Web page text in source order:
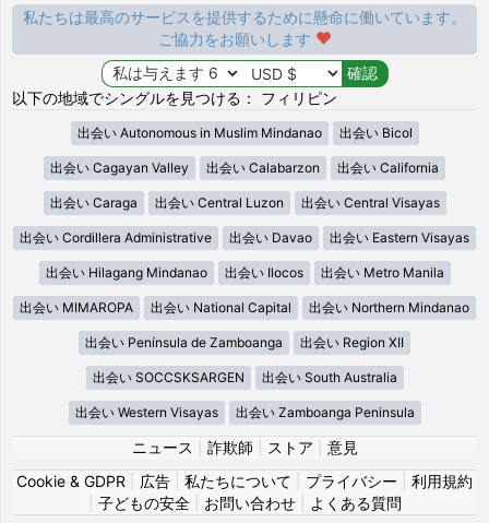
私たちは最高のサービスを提供するために懸命に働いています。
ご協力をお願いします
以下の地域でシングルを見つける： フィリピン
出会い Autonomous in Muslim Mindanao 出会い Bicol
出会い Cagayan Valley 出会い Calabarzon 出会い California
出会い Caraga 出会い Central Luzon 出会い Central Visayas
出会い Cordillera Administrative 出会い Davao 出会い Eastern Visayas
出会い Hilagang Mindanao 出会い Ilocos 出会い Metro Manila
出会い MIMAROPA 出会い National Capital 出会い Northern Mindanao
出会い Península de Zamboanga 出会い Region XII
出会い SOCCSKSARGEN 出会い South Australia
出会い Western Visayas 出会い Zamboanga Peninsula
ニュース 詐欺師 ストア
意見
Cookie & GDPR
広告 私たちについて プライバシー
利用規約
子どもの安全| お問い合わせ| よくある質問